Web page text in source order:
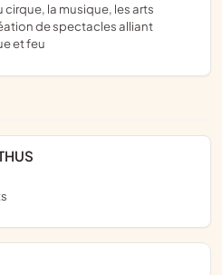
de spectacles alliant
et feu